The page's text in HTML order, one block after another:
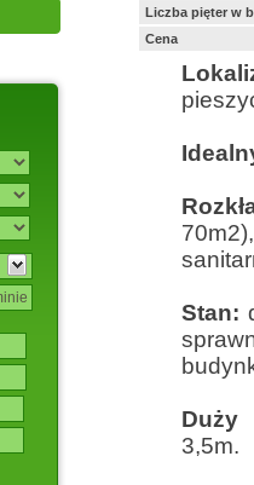
Liczba pięter w
Cena
Stan:
Duży
3,5m.